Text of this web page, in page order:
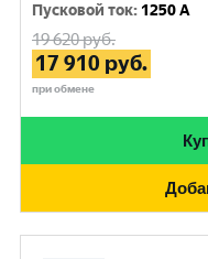
Пусковой ток: 1250 A
19 620руб.
17 910 руб.
при обмене